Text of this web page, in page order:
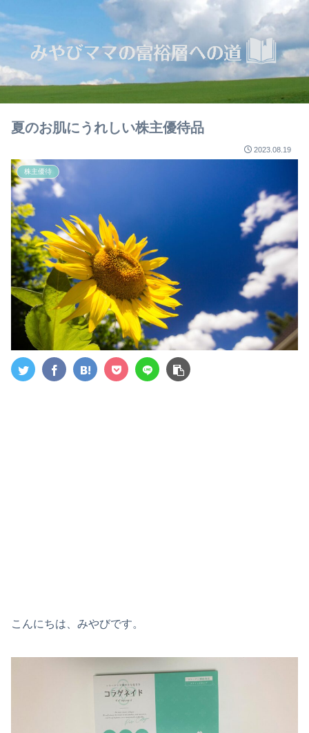
夏のお肌にうれしい株主優待品
2023.08.19
株主優待
こんにちは、みやびです。